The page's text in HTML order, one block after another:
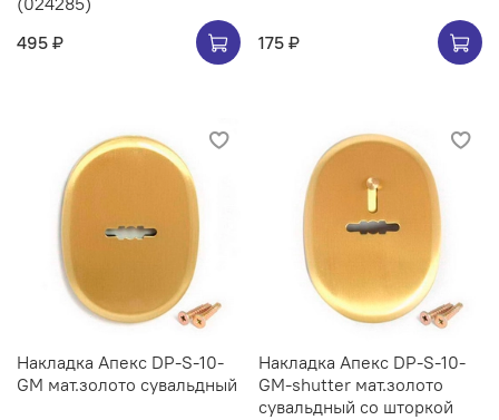
495 ₽
175 ₽
Накладка Апекс DP-S-10-
GM мат.золото сувальдный
Накладка Апекс DP-S-10-
GM-shutter мат.золото
сувальдный со шторкой